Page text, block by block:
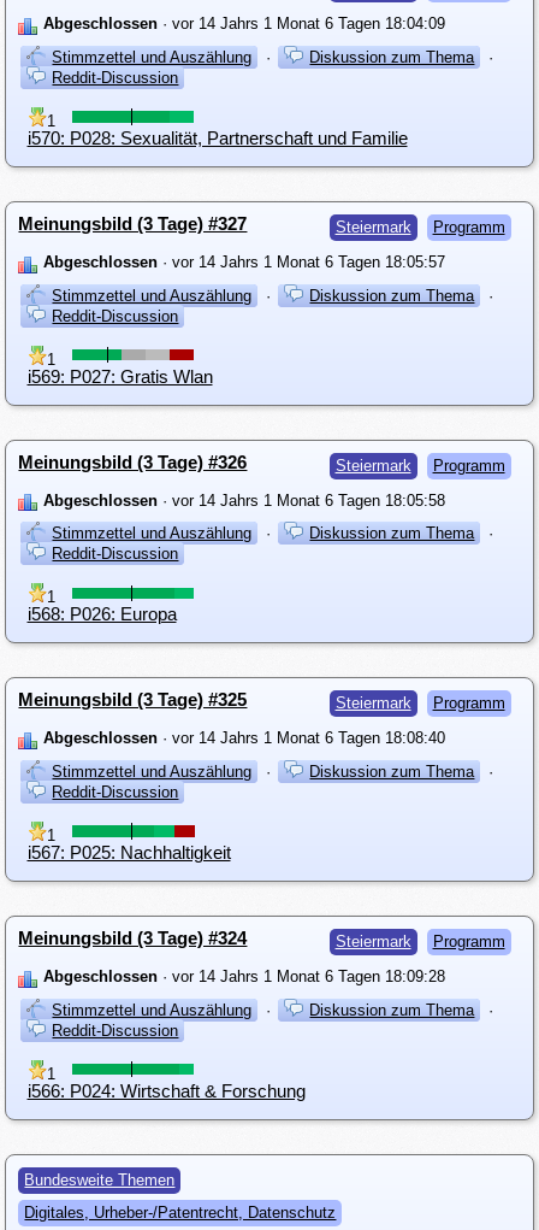
Abgeschlossen · vor 14 Jahrs 1 Monat 6 Tagen 18:04:09
Stimmzettel und Auszählung
· Diskussion zum Thema
·
Reddit-Discussion
1
i570: P028: Sexualität, Partnerschaft und Familie
Steiermark Programm
Meinungsbild (3 Tage) #327
Abgeschlossen · vor 14 Jahrs 1 Monat 6 Tagen 18:05:57
Stimmzettel und Auszählung
· Diskussion zum Thema
·
Reddit-Discussion
1
i569: P027: Gratis Wlan
Steiermark Programm
Meinungsbild (3 Tage) #326
Abgeschlossen · vor 14 Jahrs 1 Monat 6 Tagen 18:05:58
Stimmzettel und Auszählung
· Diskussion zum Thema
·
Reddit-Discussion
1
i568: P026: Europa
Steiermark Programm
Meinungsbild (3 Tage) #325
Abgeschlossen · vor 14 Jahrs 1 Monat 6 Tagen 18:08:40
Stimmzettel und Auszählung
· Diskussion zum Thema
·
Reddit-Discussion
1
i567: P025: Nachhaltigkeit
Steiermark Programm
Meinungsbild (3 Tage) #324
Abgeschlossen · vor 14 Jahrs 1 Monat 6 Tagen 18:09:28
Stimmzettel und Auszählung
· Diskussion zum Thema
·
Reddit-Discussion
1
i566: P024: Wirtschaft & Forschung
Bundesweite Themen
Digitales, Urheber-/Patentrecht, Datenschutz